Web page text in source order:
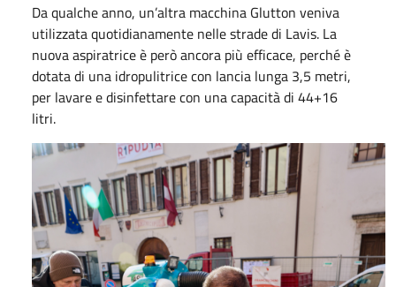
Da qualche anno, un’altra macchina Glutton veniva
utilizzata quotidianamente nelle strade di Lavis. La
nuova aspiratrice è però ancora più efficace, perché è
dotata di una idropulitrice con lancia lunga 3,5 metri,
per lavare e disinfettare con una capacità di 44+16
litri.